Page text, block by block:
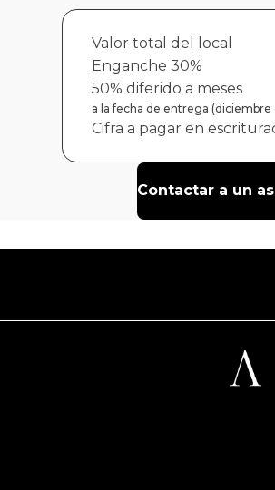
Valor total del local
Enganche 30%
50% diferido a meses
a la fecha de entrega (diciembre
Cifra a pagar en
Contactar a un